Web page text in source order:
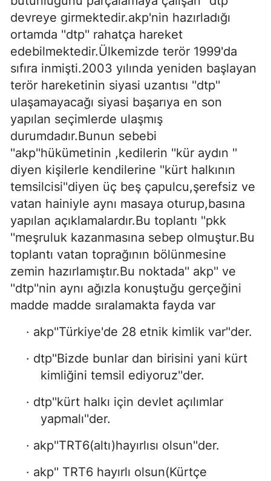
devreye girmektedir.akp'nin hazırladığı
ortamda ''dtp'' rahatça hareket
edebilmektedir.Ülkemizde terör 1999'da
sıfıra inmişti.2003 yılında yeniden başlayan
terör hareketinin siyasi uzantısı ''dtp''
ulaşamayacağı siyasi başarıya en son
yapılan seçimlerde ulaşmış
durumdadır.Bunun sebebi
''akp''hükümetinin ,kedilerin ''kür aydın ''
diyen kişilerle kendilerine ''kürt halkının
temsilcisi''diyen üç beş çapulcu,şerefsiz ve
vatan hainiyle aynı masaya oturup,basına
yapılan açıklamalardır.Bu toplantı ''pkk
''meşruluk kazanmasına sebep olmuştur.Bu
toplantı vatan toprağının bölünmesine
zemin hazırlamıştır.Bu noktada'' akp'' ve
''dtp''nin aynı ağızla konuştuğu gerçeğini
madde madde sıralamakta fayda var
· akp''Türkiye'de 28 etnik kimlik var''der.
· dtp''Bizde bunlar dan birisini yani kürt
kimliğini temsil ediyoruz''der.
· dtp''kürt halkı için devlet açılımlar
yapmalı''der.
· akp''TRT6(altı)hayırlısı olsun''der.
· akp'' TRT6 hayırlı olsun(Kürtçe